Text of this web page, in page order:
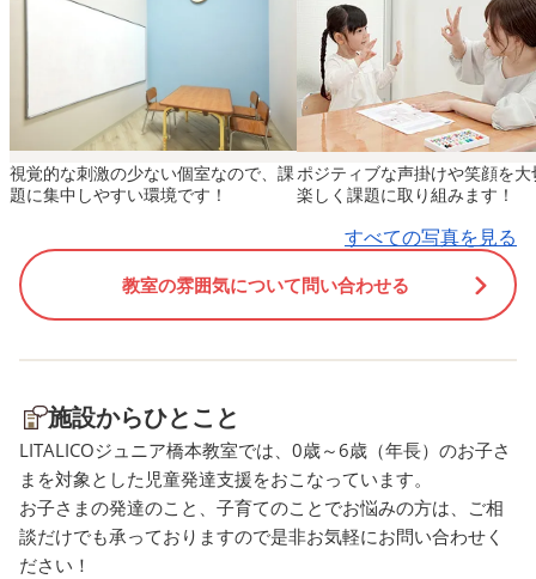
を大切としております。 福祉
葛藤や制度の複雑さもあるた
め、ご利用開始検討の段階で
ご不安なこと、ご不明なこと
があればご相談ください。
LITALICOジュニア橋本教室で
やご家族が快適に過ごせるよ
う努めています。 気になるこ
とがあれば、小さなことでも
気軽に相談してくださいね！
集！ LITALICOジュニア橋本教
室では、2024年度4月からの
ご利用者さまを募集していま
す。 興味のある方は、ぜひ一
度お問い合わせください。
どと伝えています。 その
先生が話したい時や前を
ほしい時にもカウントを
います。 10カウントをす
と、「急がないと！」と
が早くなったり、 突然の
ントに「なになに？」と
を持ち、注目を向けやす
ります。 単純にカウント
いるだけでは、お子さま
動が増え続けることは難
ので、その他の声掛けや
すが、お家の中や外出時
「ちょっと早くしてほし
「こっちを見てほしい」
カウントしてみてくださ
視覚的な刺激の少ない個室なので、課
題に集中しやすい環境です！
ポジティブな声掛けや笑顔を大
楽しく課題に取り組みます！
すべての写真を見る
教室の雰囲気について問い合わせる
施設からひとこと
LITALICOジュニア橋本教室では、0歳～6歳（年長）のお子さ
まを対象とした児童発達支援をおこなっています。
お子さまの発達のこと、子育てのことでお悩みの方は、ご相
談だけでも承っておりますので是非お気軽にお問い合わせく
ださい！